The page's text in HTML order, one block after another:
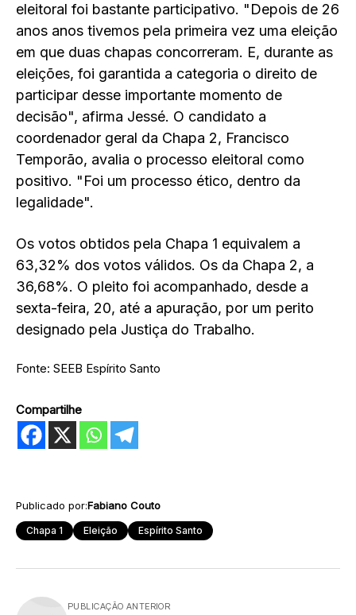
eleitoral foi bastante participativo. "Depois de 26
anos anos tivemos pela primeira vez uma eleição
em que duas chapas concorreram. E, durante as
eleições, foi garantida a categoria o direito de
participar desse importante momento de
decisão", afirma Jessé. O candidato a
coordenador geral da Chapa 2, Francisco
Temporão, avalia o processo eleitoral como
positivo. "Foi um processo ético, dentro da
legalidade".
Os votos obtidos pela Chapa 1 equivalem a
63,32% dos votos válidos. Os da Chapa 2, a
36,68%. O pleito foi acompanhado, desde a
sexta-feira, 20, até a apuração, por um perito
designado pela Justiça do Trabalho.
Fonte: SEEB Espírito Santo
Compartilhe
Publicado por:Fabiano Couto
Chapa 1 Eleição Espírito Santo
PUBLICAÇÃO ANTERIOR